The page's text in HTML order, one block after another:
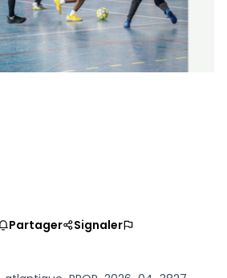
Partager Signaler